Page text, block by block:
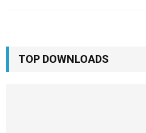
TOP DOWNLOADS